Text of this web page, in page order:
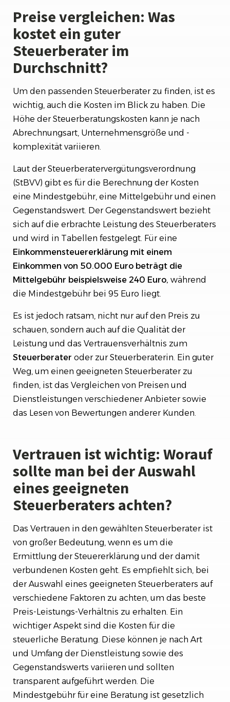
Preise vergleichen: Was
kostet ein guter
Steuerberater im
Durchschnitt?
Um den passenden Steuerberater zu finden, ist es
wichtig, auch die Kosten im Blick zu haben. Die
Höhe der Steuerberatungskosten kann je nach
Abrechnungsart, Unternehmensgröße und -
komplexität variieren.
Laut der Steuerberatervergütungsverordnung
(StBVV) gibt es für die Berechnung der Kosten
eine Mindestgebühr, eine Mittelgebühr und einen
Gegenstandswert. Der Gegenstandswert bezieht
sich auf die erbrachte Leistung des Steuerberaters
und wird in Tabellen festgelegt. Für eine
Einkommensteuererklärung mit einem
Einkommen von 50.000 Euro beträgt die
Mittelgebühr beispielsweise 240 Euro, während
die Mindestgebühr bei 95 Euro liegt.
Es ist jedoch ratsam, nicht nur auf den Preis zu
schauen, sondern auch auf die Qualität der
Leistung und das Vertrauensverhältnis zum
Steuerberater oder zur Steuerberaterin. Ein guter
Weg, um einen geeigneten Steuerberater zu
finden, ist das Vergleichen von Preisen und
Dienstleistungen verschiedener Anbieter sowie
das Lesen von Bewertungen anderer Kunden.
Vertrauen ist wichtig: Worauf
sollte man bei der Auswahl
eines geeigneten
Steuerberaters achten?
Das Vertrauen in den gewählten Steuerberater ist
von großer Bedeutung, wenn es um die
Ermittlung der Steuererklärung und der damit
verbundenen Kosten geht. Es empfiehlt sich, bei
der Auswahl eines geeigneten Steuerberaters auf
verschiedene Faktoren zu achten, um das beste
Preis-Leistungs-Verhältnis zu erhalten. Ein
wichtiger Aspekt sind die Kosten für die
steuerliche Beratung. Diese können je nach Art
und Umfang der Dienstleistung sowie des
Gegenstandswerts variieren und sollten
transparent aufgeführt werden. Die
Mindestgebühr für eine Beratung ist gesetzlich